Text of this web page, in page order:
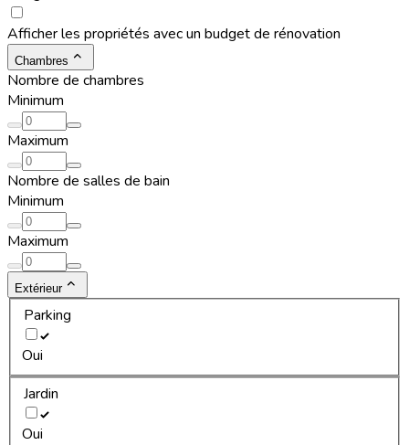
Afficher les propriétés avec un budget de rénovation
Chambres
Nombre de chambres
Minimum
Maximum
Nombre de salles de bain
Minimum
Maximum
Extérieur
Parking
Oui
Jardin
Oui